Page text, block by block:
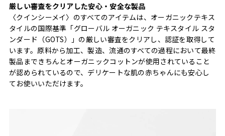
厳しい審査をクリアした安心・安全な製品
〈クインシーメイ〉のすべてのアイテムは、オーガニックテキス
タイルの国際基準「グローバル オーガニック テキスタイル スタ
ンダード（GOTS）」の厳しい審査をクリアし、認証を取得して
います。原料から加工、製造、流通のすべての過程において最終
製品まできちんとオーガニックコットンが使用されていること
が認められているので、デリケートな肌の赤ちゃんにも安心し
てお使いいただけます。